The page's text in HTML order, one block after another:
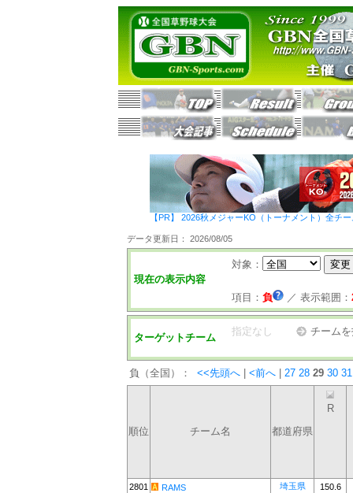
【PR】 2026秋メジャーKO（トーナメント）全チ
データ更新日： 2026/08/05
現在の表示内容
対象：
項目： 負 ／ 表示範囲：
ターゲットチーム
指定なし チーム
負（全国）： <<先頭へ <前へ 27 28 29 30 31
順位 チーム名 都道府県
R
2801 RAMS 埼玉県
150.6